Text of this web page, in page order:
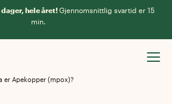
hele året!Gjennomsnittlig svartid er 15
min.
er Apekopper (mpox)?